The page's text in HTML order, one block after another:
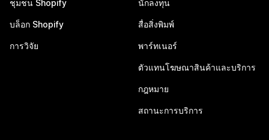
ชุมชน Shopify
บล็อก Shopify
การวิจัย
นักลงทุน
สื่อสิ่งพิมพ์
พาร์ทเนอร์
ตัวแทนโฆษณาสินค้าและบริการ
กฎหมาย
สถานะการบริการ